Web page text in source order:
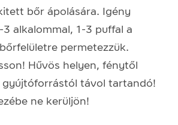
bőr ápolására. Igény
alkalommal, 1-3 puffal a
permetezzük.
Hűvös helyen, fénytől
gyújtóforrástól távol tartandó!
ne kerüljön!